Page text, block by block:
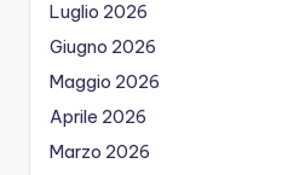
Luglio 2026
Giugno 2026
Maggio 2026
Aprile 2026
Marzo 2026